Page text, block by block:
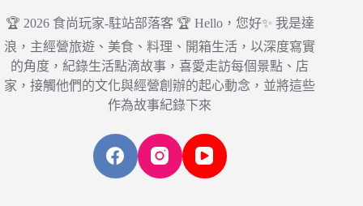
🏆 2026 食尚玩家-駐站部落客 🏆 Hello，您好✨ 我是達
浪，主經營旅遊、美食、料理、開箱生活，以深度寫實
的角度，紀錄生活點滴故事，喜愛走訪每個景點、店
家，接觸他們的文化與經營創辦的起心動念，並將這些
作為故事紀錄下來